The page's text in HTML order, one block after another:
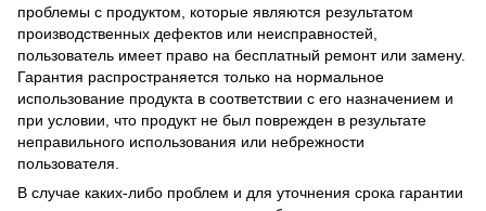
проблемы с продуктом, которые являются результатом
производственных дефектов или неисправностей,
пользователь имеет право на бесплатный ремонт или замену.
Гарантия распространяется только на нормальное
использование продукта в соответствии с его назначением и
при условии, что продукт не был поврежден в результате
неправильного использования или небрежности
пользователя.
В случае каких-либо проблем и для уточнения срока гарантии